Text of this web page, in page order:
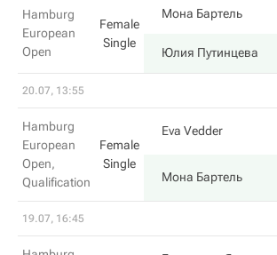
Hamburg
European
Open
Female
Single
Мона Бартель
Юлия Путинцева
20.07, 13:55
Hamburg
European
Open,
Qualification
Female
Single
Eva Vedder
Мона Бартель
19.07, 16:45